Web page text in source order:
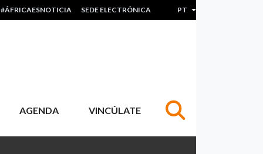
#ÁFRICAESNOTICIA SEDE ELECTRÓNICA PT Lista de ações
AGENDA VINCÚLATE